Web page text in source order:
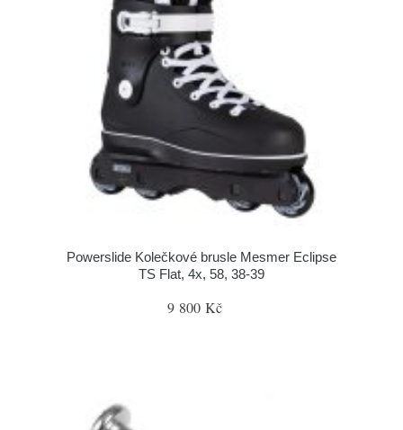
Powerslide Kolečkové brusle Mesmer Eclipse
TS Flat, 4x, 58, 38-39
9 800 Kč